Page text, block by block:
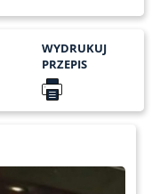
WYDRUKUJ
PRZEPIS